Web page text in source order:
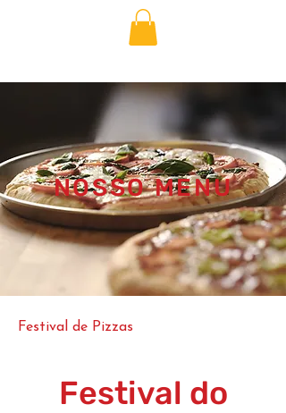
NOSSO MENU
Festival de Pizzas
Festival do